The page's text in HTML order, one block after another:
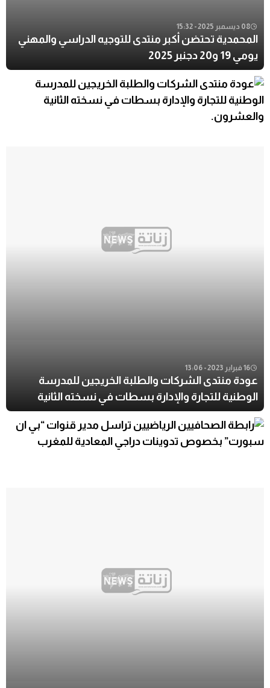
08 ديسمبر 2025 - 15:32
المحمدية تحتضن أكبر منتدى للتوجيه الدراسي والمهني
يومي 19 و20 دجنبر 2025
16 فبراير 2023 - 13:06
عودة منتدى الشركات والطلبة الخريجين للمدرسة
الوطنية للتجارة والإدارة بسطات في نسخته الثانية
والعشرون.